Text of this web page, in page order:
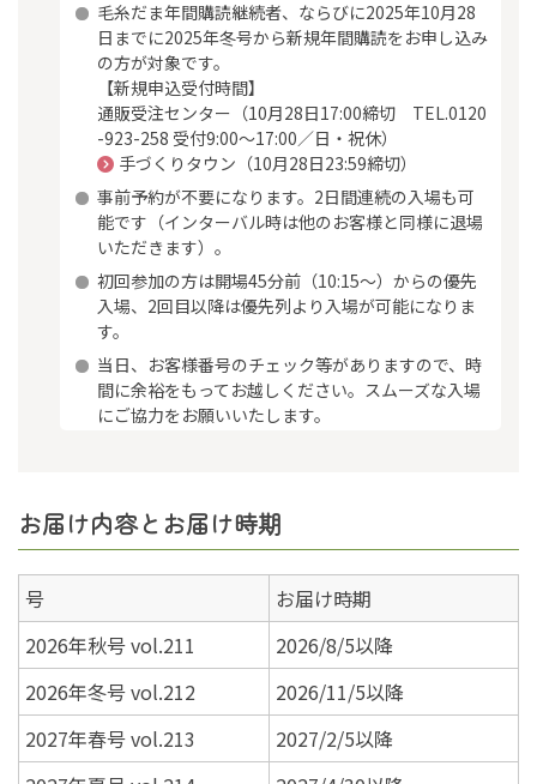
毛糸だま年間購読継続者、ならびに2025年10月28
日までに2025年冬号から新規年間購読をお申し込み
の方が対象です。
【新規申込受付時間】
通販受注センター（10月28日17:00締切 TEL.0120
-923-258 受付9:00～17:00／日・祝休）
手づくりタウン （10月28日23:59締切）
事前予約が不要になります。2日間連続の入場も可
能です（インターバル時は他のお客様と同様に退場
いただきます）。
初回参加の方は開場45分前（10:15～）からの優先
入場、2回目以降は優先列より入場が可能になりま
す。
当日、お客様番号のチェック等がありますので、時
間に余裕をもってお越しください。スムーズな入場
にご協力をお願いいたします。
お届け内容とお届け時期
号
お届け時期
2026年秋号 vol.211
2026/8/5以降
2026年冬号 vol.212
2026/11/5以降
2027年春号 vol.213
2027/2/5以降